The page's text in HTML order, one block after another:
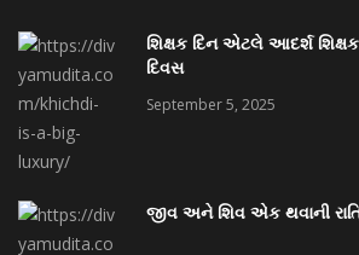
શિક્ષક દિન એટલે આદર્શ
દિવસ
September 5, 2025
જીવ અને શિવ એક થવાની